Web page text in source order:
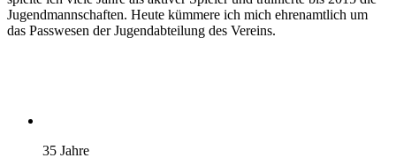
Jugendmannschaften. Heute kümmere ich mich ehrenamtlich um
das Passwesen der Jugendabteilung des Vereins.
35 Jahre